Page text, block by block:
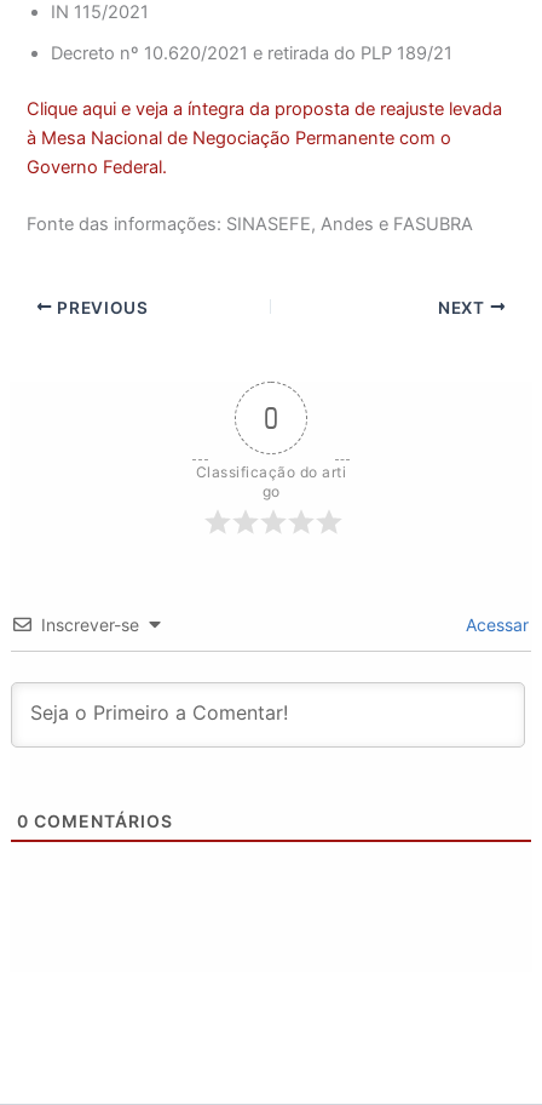
IN 115/2021
Decreto nº 10.620/2021 e retirada do PLP 189/21
Clique aqui e veja a íntegra da proposta de reajuste levada
à Mesa Nacional de Negociação Permanente com o
Governo Federal.
Fonte das informações: SINASEFE, Andes e FASUBRA
PREVIOUS NEXT
0
Classificação do arti
go
Inscrever-se Acessar
0 COMENTÁRIOS